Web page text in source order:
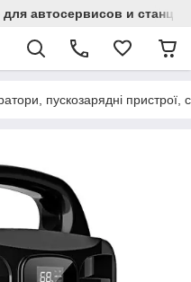
автосервисов и
пускозарядні пристрої,